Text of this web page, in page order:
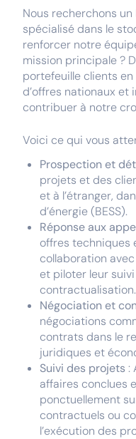
Nous recherchons
spécialisé dans le
renforcer notre
mission principale ?
portefeuille clients
d’offres nationaux et
contribuer à notre
Voici ce qui vous
Prospection et
projets et des
et à l’étranger,
d’énergie (BESS).
Réponse aux
offres techniques
collaboration
et piloter leur suivi
contractualisation.
Négociation et
négociations
contrats dans le
juridiques et
Suivi des projets :
affaires conclues
ponctuellement
contractuels ou
l’exécution des